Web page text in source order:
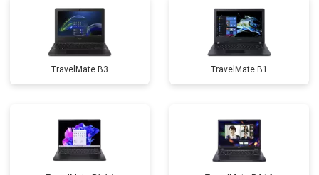
TravelMate B3 TravelMate B1